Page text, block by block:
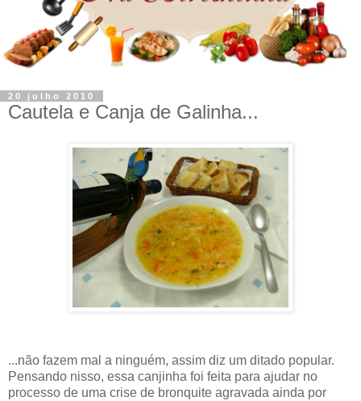
20 julho 2010
Cautela e Canja de Galinha...
...não fazem mal a ninguém, assim diz um ditado popular.
Pensando nisso, essa canjinha foi feita para ajudar no
processo de uma crise de bronquite agravada ainda por